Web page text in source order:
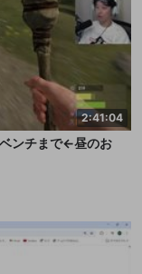
2:41:04
ンチまで←昼のお